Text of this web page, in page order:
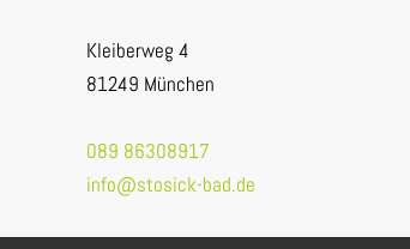
Kleiberweg 4
81249 München
089 86308917
info@stosick-bad.de